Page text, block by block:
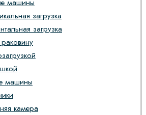
машины
загрузка
загрузка
машины
камера